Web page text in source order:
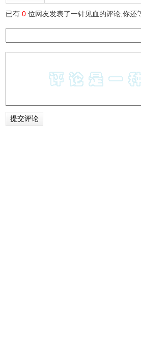
已有0 位网友发表了一针见血的评论,你还